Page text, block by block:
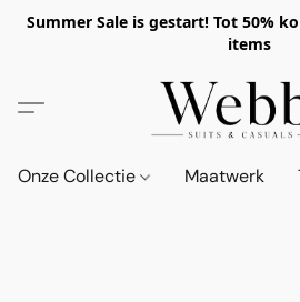
Summer Sale is gestart! Tot 50%
items
Onze Collectie Maatwerk